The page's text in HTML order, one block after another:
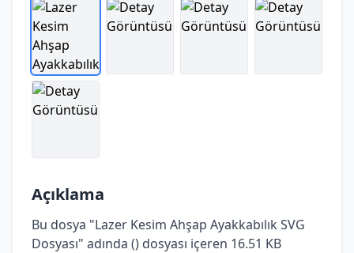
Açıklama
Bu dosya "Lazer Kesim Ahşap Ayakkabılık SVG
Dosyası" adında () dosyası içeren 16.51 KB